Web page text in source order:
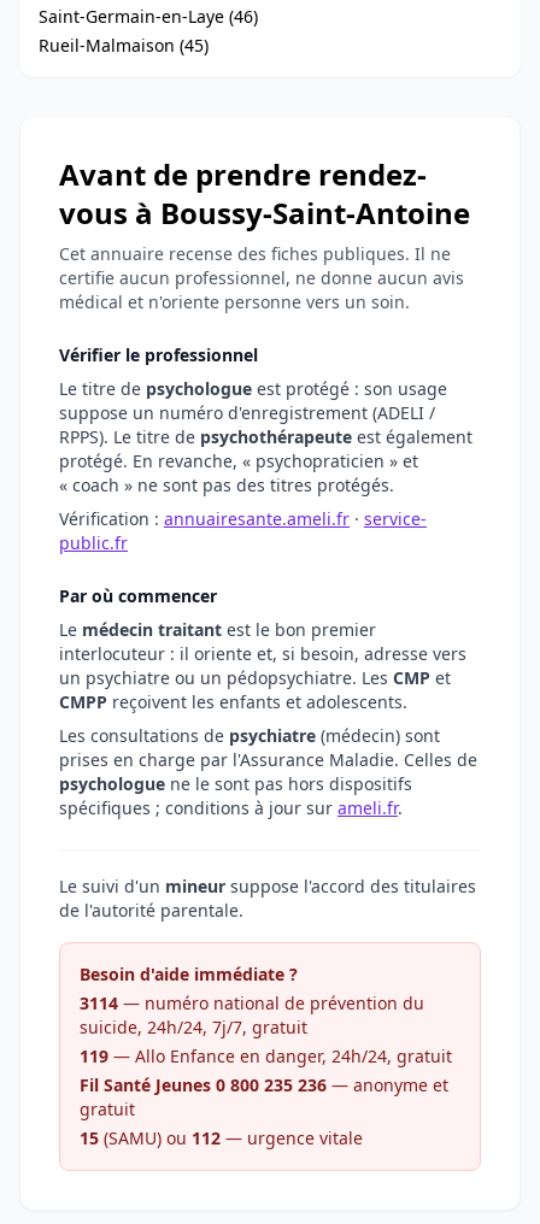
Saint-Germain-en-Laye (46)
Rueil-Malmaison (45)
Avant de prendre rendez-
vous à Boussy-Saint-Antoine
Cet annuaire recense des fiches publiques. Il ne
certifie aucun professionnel, ne donne aucun avis
médical et n'oriente personne vers un soin.
Vérifier le professionnel
Le titre de psychologue est protégé : son usage
suppose un numéro d'enregistrement (ADELI /
RPPS). Le titre de psychothérapeute est également
protégé. En revanche, « psychopraticien » et
« coach » ne sont pas des titres protégés.
Vérification : annuairesante.ameli.fr · service-
public.fr
Par où commencer
Le médecin traitant est le bon premier
interlocuteur : il oriente et, si besoin, adresse vers
un psychiatre ou un pédopsychiatre. Les CMP et
CMPP reçoivent les enfants et adolescents.
Les consultations de psychiatre (médecin) sont
prises en charge par l'Assurance Maladie. Celles de
psychologue ne le sont pas hors dispositifs
spécifiques ; conditions à jour sur ameli.fr.
Le suivi d'un mineur suppose l'accord des titulaires
de l'autorité parentale.
Besoin d'aide immédiate ?
3114 — numéro national de prévention du
suicide, 24h/24, 7j/7, gratuit
119 — Allo Enfance en danger, 24h/24, gratuit
Fil Santé Jeunes 0 800 235 236 — anonyme et
gratuit
15 (SAMU) ou 112 — urgence vitale